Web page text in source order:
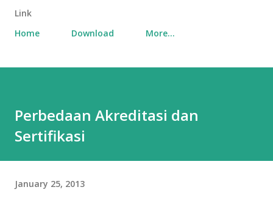
Link
Home
Download More…
Perbedaan Akreditasi dan
Sertifikasi
January 25, 2013